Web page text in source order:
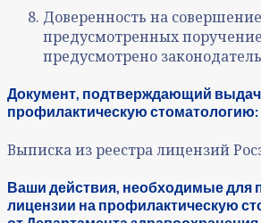
Доверенность на
предусмотренных
предусмотрено
Документ, подтверждающий
профилактическую стоматологию:
Выписка из реестра лицензий
Ваши действия, необходимые для
лицензии на профилактическую